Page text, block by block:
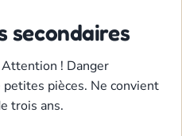
secondaires
Attention ! Danger
pièces. Ne convient
trois ans.